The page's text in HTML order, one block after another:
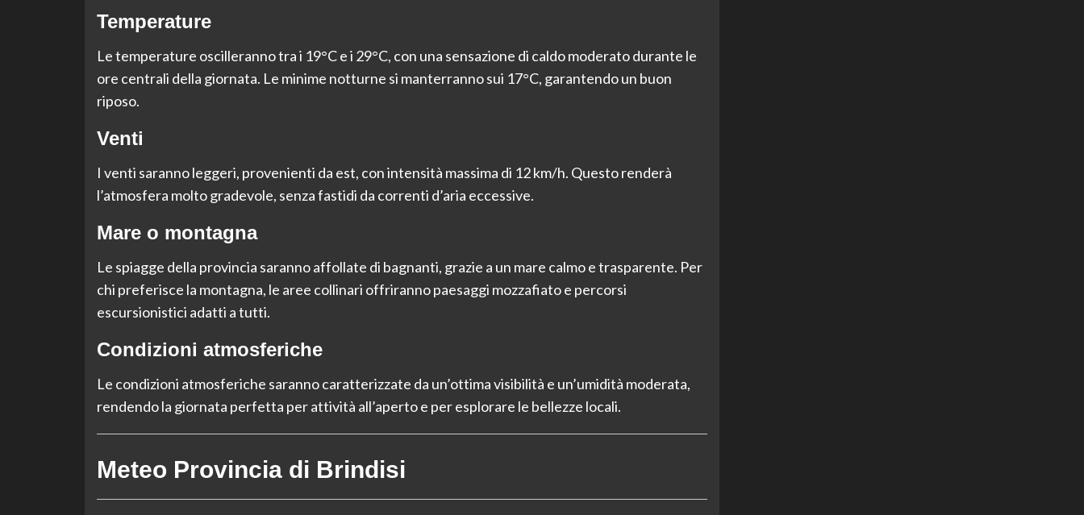
Temperature
Le temperature oscilleranno tra i 19°C e i 29°C, con una sensazione di caldo moderato durante le
ore centrali della giornata. Le minime notturne si manterranno sui 17°C, garantendo un buon
riposo.
Venti
I venti saranno leggeri, provenienti da est, con intensità massima di 12 km/h. Questo renderà
l’atmosfera molto gradevole, senza fastidi da correnti d’aria eccessive.
Mare o montagna
Le spiagge della provincia saranno affollate di bagnanti, grazie a un mare calmo e trasparente. Per
chi preferisce la montagna, le aree collinari offriranno paesaggi mozzafiato e percorsi
escursionistici adatti a tutti.
Condizioni atmosferiche
Le condizioni atmosferiche saranno caratterizzate da un’ottima visibilità e un’umidità moderata,
rendendo la giornata perfetta per attività all’aperto e per esplorare le bellezze locali.
Meteo Provincia di Brindisi